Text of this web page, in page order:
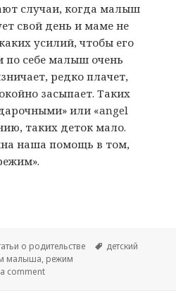
случаи, когда малыш
свой день и маме не
усилий, чтобы его
по себе малыш очень
редко плачет,
засыпает. Таких
или «angel
таких деток мало.
наша помощь в том,
малыша
о родительстве Tags
детский
малыша, режим
commenton Режим малыша